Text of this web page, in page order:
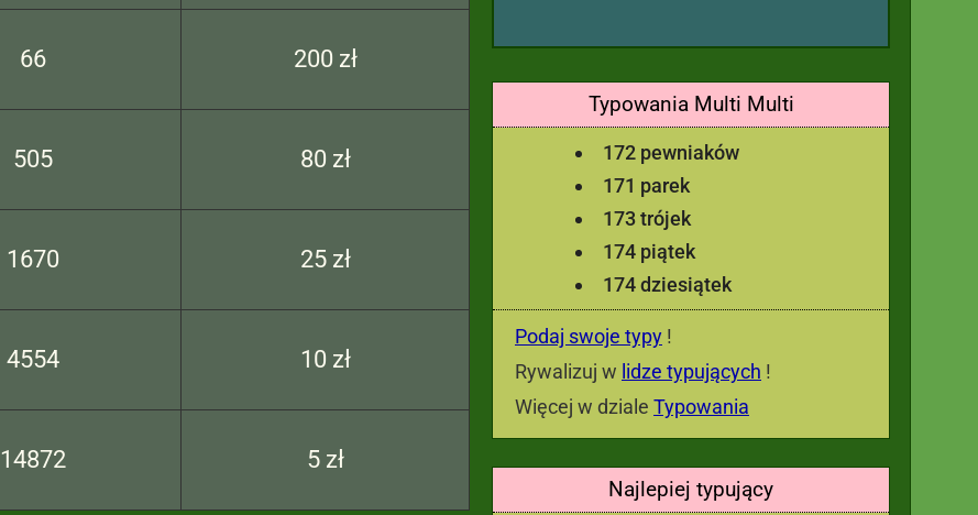
Typowania Multi Multi
172 pewniaków
171 parek
173 trójek
174 piątek
174 dziesiątek
Podaj swoje typy !
Rywalizuj w lidze typujących !
Więcej w dziale Typowania
Najlepiej typujący
66 200 zł
505 80 zł
1670 25 zł
4554 10 zł
14872 5 zł